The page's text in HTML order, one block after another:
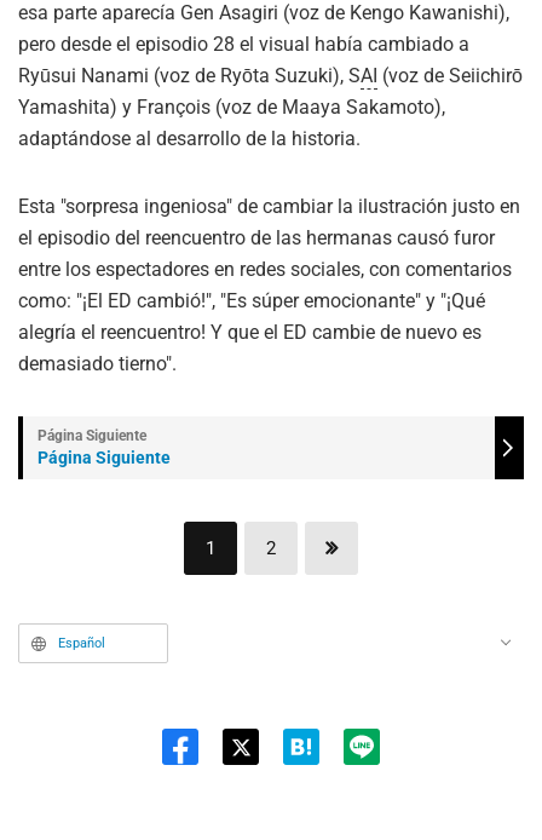
esa parte aparecía Gen Asagiri (voz de Kengo Kawanishi),
pero desde el episodio 28 el visual había cambiado a
Ryūsui Nanami (voz de Ryōta Suzuki), SAI (voz de Seiichirō
Yamashita) y François (voz de Maaya Sakamoto),
adaptándose al desarrollo de la historia.
Esta "sorpresa ingeniosa" de cambiar la ilustración justo en
el episodio del reencuentro de las hermanas causó furor
entre los espectadores en redes sociales, con comentarios
como: "¡El ED cambió!", "Es súper emocionante" y "¡Qué
alegría el reencuentro! Y que el ED cambie de nuevo es
demasiado tierno".
Página Siguiente
1 2
Español